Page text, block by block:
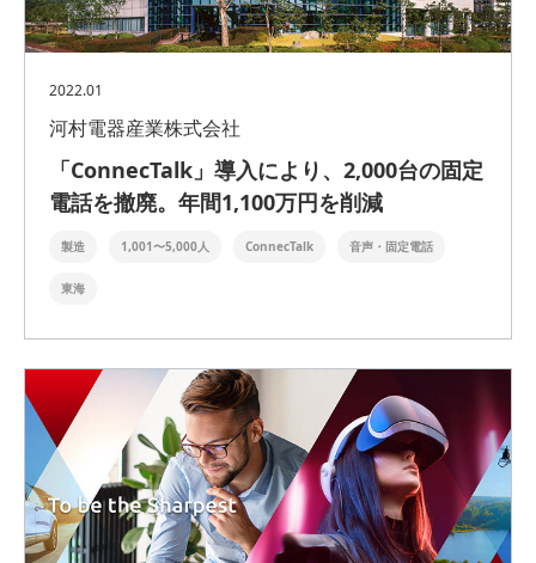
2022.01
河村電器産業株式会社
「ConnecTalk」導入により、2,000台の固定
電話を撤廃。年間1,100万円を削減
製造 1,001〜5,000人 ConnecTalk 音声・固定電話
東海